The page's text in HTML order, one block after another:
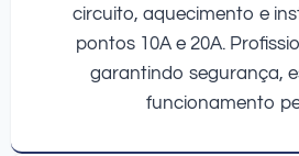
circuito, aquecimento e
pontos 10A e 20A.
garantindo segurança,
funcionamento